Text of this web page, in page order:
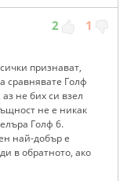
2 1
признават,
сравнявате Голф
не бих си взел
не е никак
Голф 6.
най-добър е
в обратното, ако